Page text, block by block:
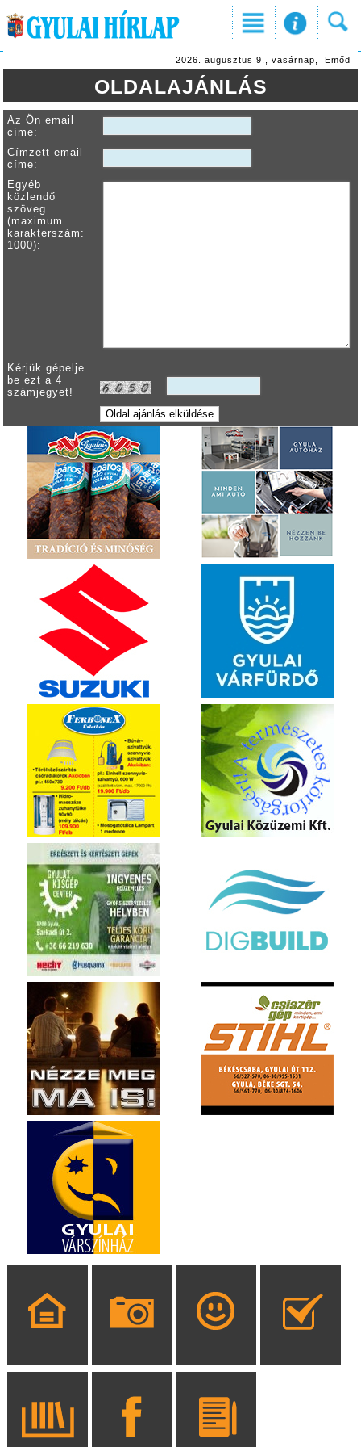
2026. augusztus 9., vasárnap, Emőd
OLDALAJÁNLÁS
Az Ön email
címe:
Címzett email
címe:
Egyéb
közlendő
szöveg
(maximum
karakterszám:
1000):
Kérjük gépelje
be ezt a 4
számjegyet!